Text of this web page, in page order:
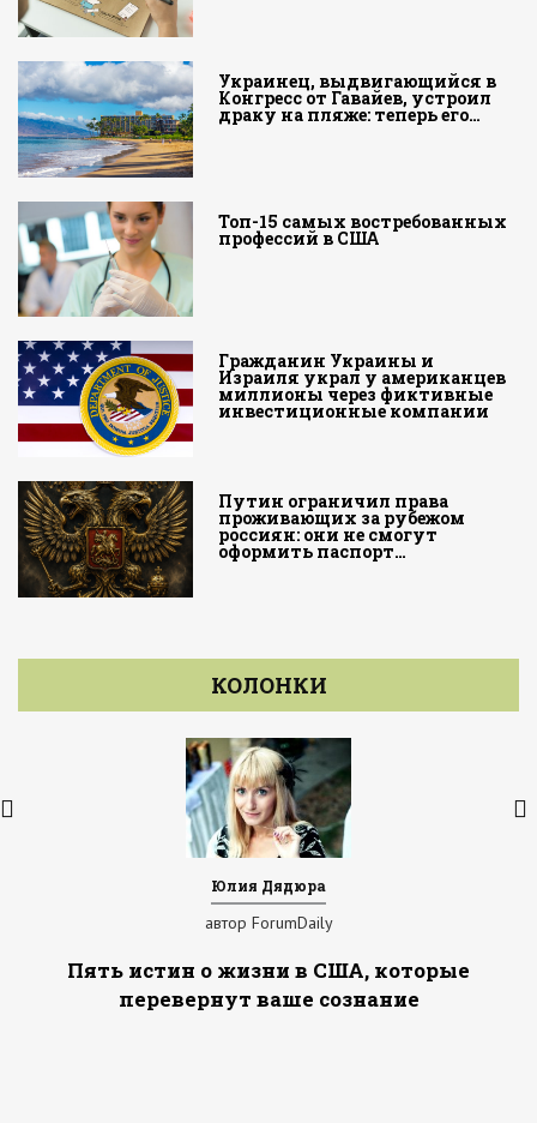
Украинец, выдвигающийся в
Конгресс от Гавайев, устроил
драку на пляже: теперь его…
Топ-15 самых востребованных
профессий в США
Гражданин Украины и
Израиля украл у американцев
миллионы через фиктивные
инвестиционные компании
Путин ограничил права
проживающих за рубежом
россиян: они не смогут
оформить паспорт…
КОЛОНКИ
Юлия Дядюра
автор ForumDaily
Пять истин о жизни в США, которые
перевернут ваше сознание